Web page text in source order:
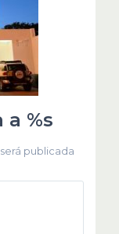
%s
publicada